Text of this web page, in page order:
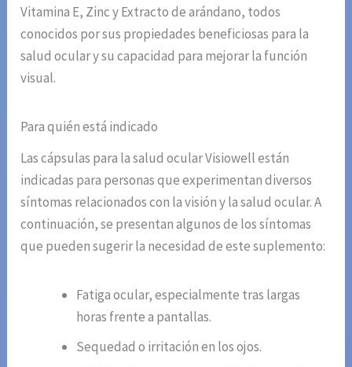
Vitamina E, Zinc y Extracto de arándano, todos
conocidos por sus propiedades beneficiosas para la
salud ocular y su capacidad para mejorar la función
visual.
Para quién está indicado
Las cápsulas para la salud ocular Visiowell están
indicadas para personas que experimentan diversos
síntomas relacionados con la visión y la salud ocular. A
continuación, se presentan algunos de los síntomas
que pueden sugerir la necesidad de este suplemento:
Fatiga ocular, especialmente tras largas
horas frente a pantallas.
Sequedad o irritación en los ojos.